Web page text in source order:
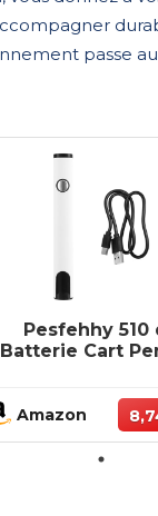
passe
Pesfehhy 510
Batterie Cart
Sans Tête
Réglable Mini
Fer à Souder
Amazon